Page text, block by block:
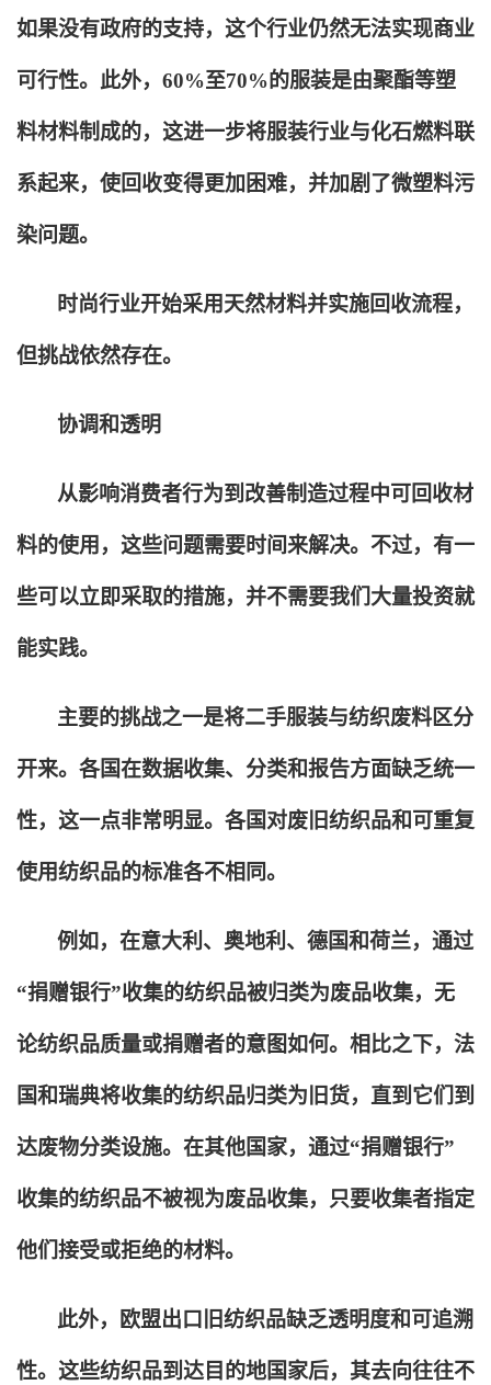
如果没有政府的支持，这个行业仍然无法实现商业
可行性。此外，60%至70%的服装是由聚酯等塑
料材料制成的，这进一步将服装行业与化石燃料联
系起来，使回收变得更加困难，并加剧了微塑料污
染问题。
时尚行业开始采用天然材料并实施回收流程，
但挑战依然存在。
协调和透明
从影响消费者行为到改善制造过程中可回收材
料的使用，这些问题需要时间来解决。不过，有一
些可以立即采取的措施，并不需要我们大量投资就
能实践。
主要的挑战之一是将二手服装与纺织废料区分
开来。各国在数据收集、分类和报告方面缺乏统一
性，这一点非常明显。各国对废旧纺织品和可重复
使用纺织品的标准各不相同。
例如，在意大利、奥地利、德国和荷兰，通过
“捐赠银行”收集的纺织品被归类为废品收集，无
论纺织品质量或捐赠者的意图如何。相比之下，法
国和瑞典将收集的纺织品归类为旧货，直到它们到
达废物分类设施。在其他国家，通过“捐赠银行”
收集的纺织品不被视为废品收集，只要收集者指定
他们接受或拒绝的材料。
此外，欧盟出口旧纺织品缺乏透明度和可追溯
性。这些纺织品到达目的地国家后，其去向往往不